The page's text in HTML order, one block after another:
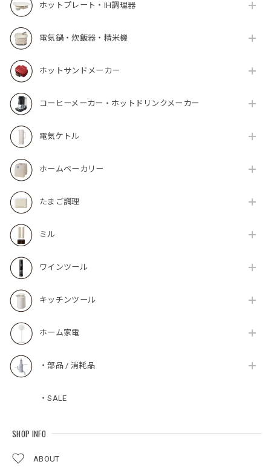
ホットプレート・IH調理器
電気鍋・炊飯器・精米機
ホットサンドメーカー
コーヒーメーカー・ホットドリンクメーカー
電気ケトル
ホームベーカリー
たまご調理
ミル
ワインツール
キッチンツール
ホーム家電
・部品 / 消耗品
・SALE
SHOP INFO
ABOUT